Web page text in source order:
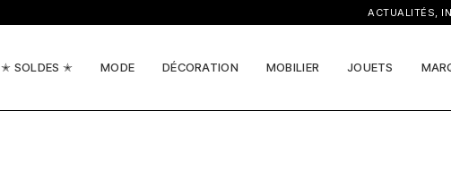
ACTUALITÉS,
✭ SOLDES ✭ MODE DÉCORATION MOBILIER JOUETS